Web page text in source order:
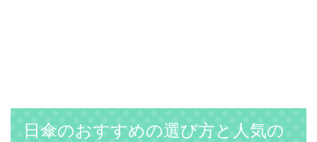
日傘のおすすめの選び方と人気の